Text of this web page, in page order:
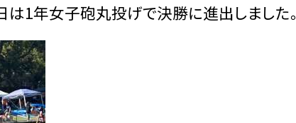
1年女子砲丸投げで決勝に進出しました。